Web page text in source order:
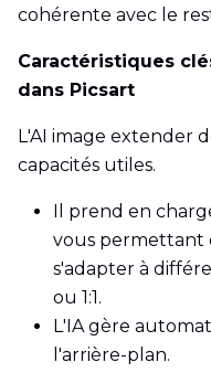
cohérente avec le
Caractéristiques
dans Picsart
L'AI image extender
capacités utiles.
Il prend en
vous permettant
s'adapter à
ou 1:1.
L'IA gère
l'arrière-plan.